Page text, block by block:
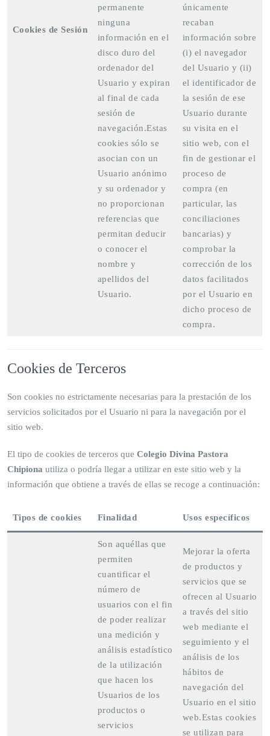
Cookies de Sesión
permanente
ninguna
información en el
disco duro del
ordenador del
Usuario y expiran
al final de cada
sesión de
navegación.Estas
cookies sólo se
asocian con un
Usuario anónimo
y su ordenador y
no proporcionan
referencias que
permitan deducir
o conocer el
nombre y
apellidos del
Usuario.
únicamente
recaban
información sobre
(i) el navegador
del Usuario y (ii)
el identificador de
la sesión de ese
Usuario durante
su visita en el
sitio web, con el
fin de gestionar el
proceso de
compra (en
particular, las
conciliaciones
bancarias) y
comprobar la
corrección de los
datos facilitados
por el Usuario en
dicho proceso de
compra.
Cookies de Terceros
Son cookies no estrictamente necesarias para la prestación de los
servicios solicitados por el Usuario ni para la navegación por el
sitio web.
El tipo de cookies de terceros que Colegio Divina Pastora
Chipiona utiliza o podría llegar a utilizar en este sitio web y la
información que obtiene a través de ellas se recoge a continuación:
Tipos de cookies Finalidad Usos específicos
Son aquéllas que
permiten
cuantificar el
número de
usuarios con el fin
de poder realizar
una medición y
análisis estadístico
de la utilización
que hacen los
Usuarios de los
productos o
servicios
Mejorar la oferta
de productos y
servicios que se
ofrecen al Usuario
a través del sitio
web mediante el
seguimiento y el
análisis de los
hábitos de
navegación del
Usuario en el sitio
web.Estas cookies
se utilizan para